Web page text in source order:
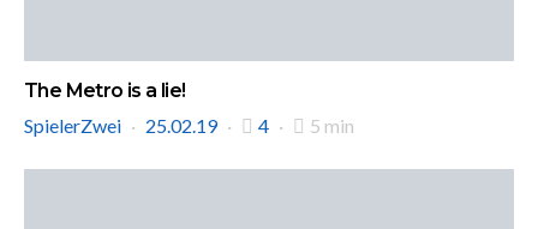
The Metro is a lie!
SpielerZwei
25.02.19 4 5 min